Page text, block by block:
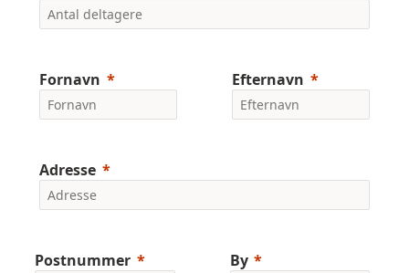
Fornavn Efternavn
Adresse
Postnummer By